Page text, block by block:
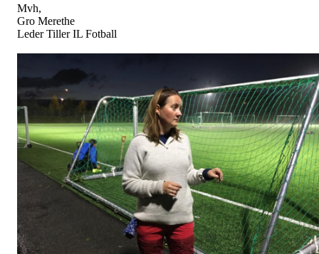
Mvh,
Gro Merethe
Leder Tiller IL Fotball